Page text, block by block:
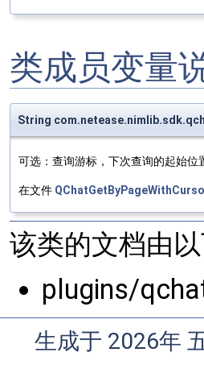
类成员变量
String
可选：查询游标，下次查询的起始位
在文件
该类的文档由
plugins/
生成于 2026年